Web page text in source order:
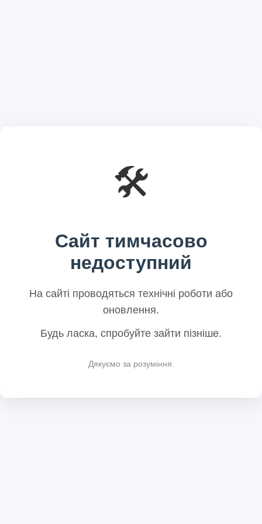
🛠️
Сайт тимчасово
недоступний
На сайті проводяться технічні роботи або
оновлення.
Будь ласка, спробуйте зайти пізніше.
Дякуємо за розуміння.